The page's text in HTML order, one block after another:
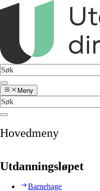
Meny
Hovedmeny
Utdanningsløpet
Barnehage